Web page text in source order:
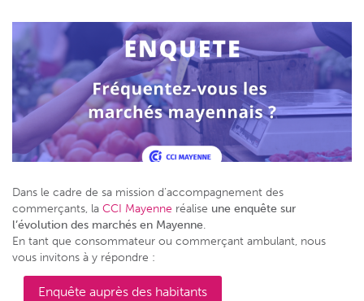
Dans le cadre de sa mission d’accompagnement des
commerçants, la CCI Mayenne réalise une enquête sur
l’évolution des marchés en Mayenne.
En tant que consommateur ou commerçant ambulant, nous
vous invitons à y répondre :
Enquête auprès des habitants